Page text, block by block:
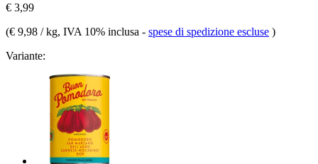
€ 3,99
(€ 9,98 / kg, IVA 10% inclusa - spese di spedizione escluse )
Variante: